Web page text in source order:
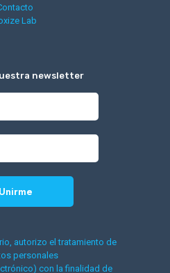
Lab
newsletter
autorizo el tratamiento de
personales
con la finalidad de